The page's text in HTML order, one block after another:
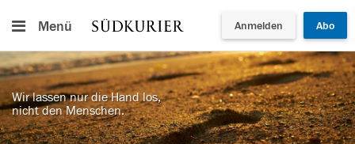
Menü Anmelden Abo
Wir lassen nur die Hand los,
nicht den Menschen.